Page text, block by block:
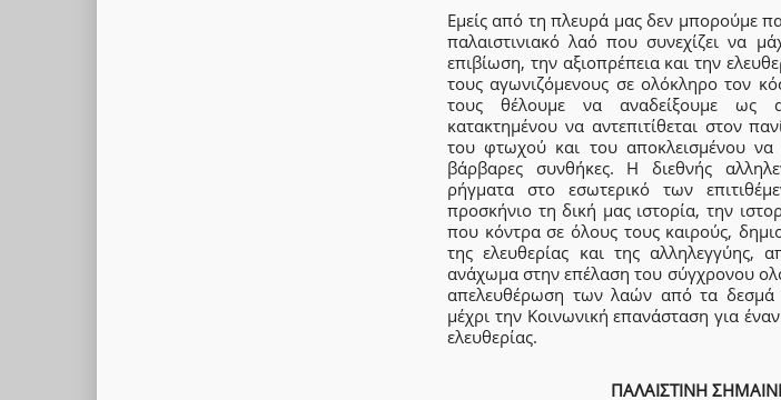
Εμείς από τη πλευρά μας δεν μπορούμε
παλαιστινιακό λαό που συνεχίζει να
επιβίωση, την αξιοπρέπεια και την
τους αγωνιζόμενους σε ολόκληρο τον
τους θέλουμε να αναδείξουμε ως
κατακτημένου να αντεπιτίθεται στον
του φτωχού και του αποκλεισμένου να
βάρβαρες συνθήκες. Η διεθνής
ρήγματα στο εσωτερικό των
προσκήνιο τη δική μας ιστορία, την
που κόντρα σε όλους τους καιρούς,
της ελευθερίας και της αλληλεγγύης,
ανάχωμα στην επέλαση του σύγχρονου
απελευθέρωση των λαών από τα δεσμά
μέχρι την Κοινωνική επανάσταση για
ελευθερίας.
ΠΑΛΑΙΣΤΙΝΗ